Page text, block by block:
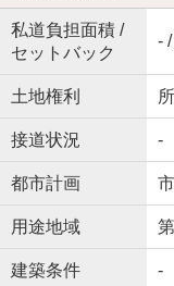
私道負担面積 /
セットバック
-
土地権利
接道状況 -
都市計画
用途地域
建築条件 -